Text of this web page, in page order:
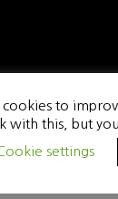
cookies to
with this, but
settings